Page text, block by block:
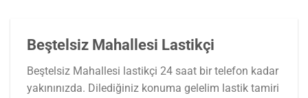
Beştelsiz Mahallesi Lastikçi
Beştelsiz Mahallesi lastikçi 24 saat bir telefon kadar
yakınınızda. Dilediğiniz konuma gelelim lastik tamiri